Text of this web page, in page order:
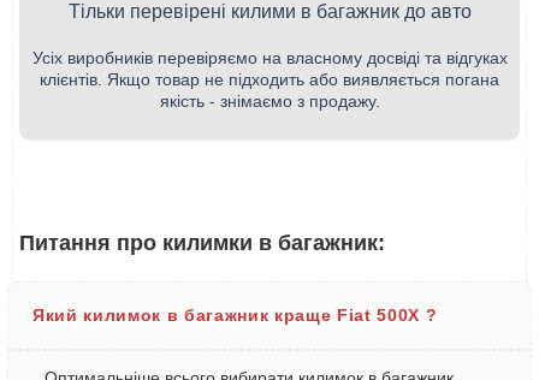
Тільки перевірені килими в багажник до авто
Усіх виробників перевіряємо на власному досвіді та відгуках
клієнтів. Якщо товар не підходить або виявляється погана
якість - знімаємо з продажу.
Питання про килимки в багажник:
Який килимок в багажник краще Fiat 500X ?